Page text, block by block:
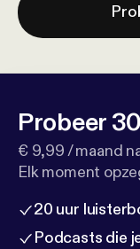
Probeer
€ 9,99 / maand
Elk moment
20 uur
Podcasts die